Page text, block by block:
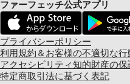
ファーフェッチ公式アプリ
プライバシーポリシー
利用規約＆お客様の不適切な
アクセシビリティ 知的財産の保
特定商取引法に基づく表記